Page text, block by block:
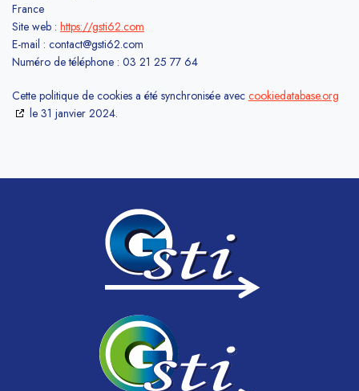
France
Site web : https://gsti62.com
E-mail : contact@gsti62.com
Numéro de téléphone : 03 21 25 77 64
Cette politique de cookies a été synchronisée avec cookiedatabase.org
le 31 janvier 2024.